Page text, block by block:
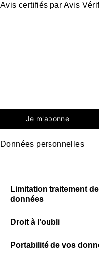
Avis certifiés par Avis
Je m'abonne
Données personnelles
Limitation traitement
données
Droit à l’oubli
Portabilité de vos